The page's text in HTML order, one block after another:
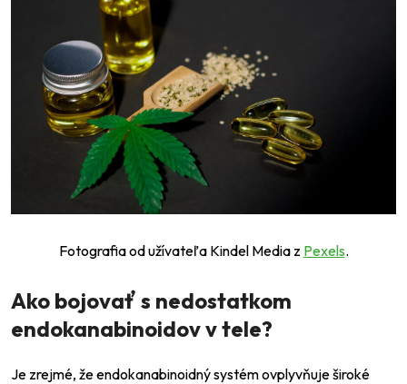
Fotografia od užívateľa Kindel Media z Pexels.
Ako bojovať s nedostatkom
endokanabinoidov v tele?
Je zrejmé, že endokanabinoidný systém ovplyvňuje široké